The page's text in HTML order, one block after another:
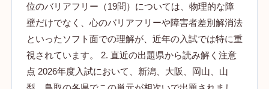
位のバリアフリー（19問）については、物理的な障
壁だけでなく、心のバリアフリーや障害者差別解消法
といったソフト面での理解が、近年の入試では特に重
視されています。 2. 直近の出題県から読み解く注意
点 2026年度入試において、新潟、大阪、岡山、山